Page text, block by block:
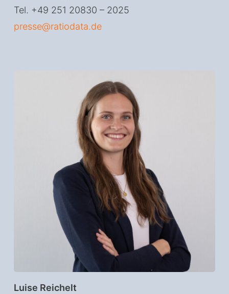
Tel. +49 251 20830 – 2025
presse@ratiodata.de
Luise Reichelt